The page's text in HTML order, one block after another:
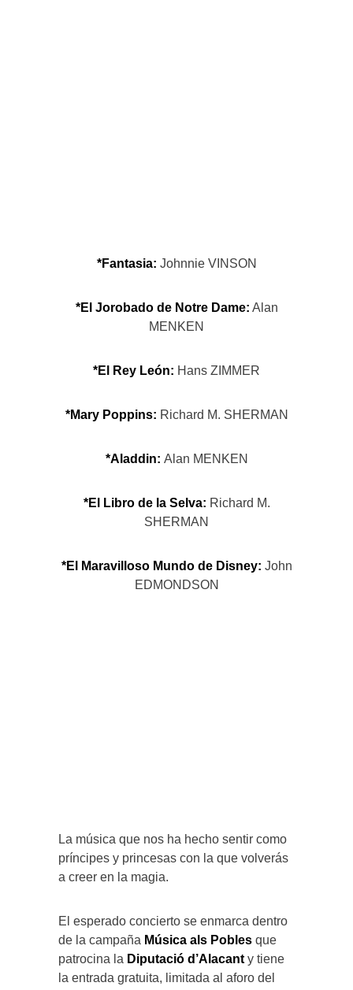
*Fantasia: Johnnie VINSON
*El Jorobado de Notre Dame: Alan
MENKEN
*El Rey León: Hans ZIMMER
*Mary Poppins: Richard M. SHERMAN
*Aladdin: Alan MENKEN
*El Libro de la Selva: Richard M.
SHERMAN
*El Maravilloso Mundo de Disney: John
EDMONDSON
La música que nos ha hecho sentir como
príncipes y princesas con la que volverás
a creer en la magia.
El esperado concierto se enmarca dentro
de la campaña Música als Pobles que
patrocina la Diputació d’Alacant y tiene
la entrada gratuita, limitada al aforo del